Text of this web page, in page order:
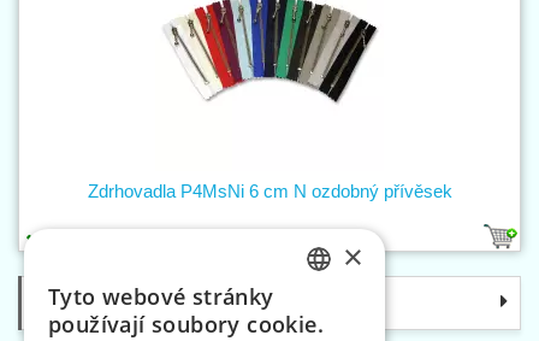
Zdrhovadla P4MsNi 6 cm N ozdobný přívěsek
Kategorie
×
Tyto webové stránky
používají soubory cookie.